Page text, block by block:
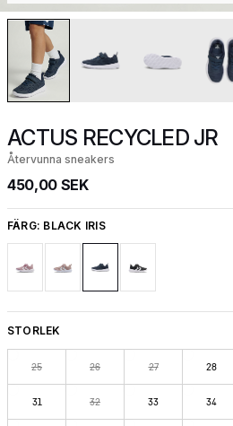
ACTUS RECYCLED JR
Återvunna sneakers
450,00 SEK
FÄRG: BLACK IRIS
STORLEK
25 26 27 28
31 32 33 34